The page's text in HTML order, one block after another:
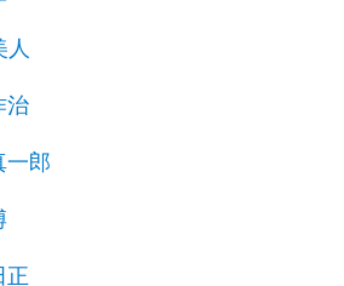
人
治
一郎
正